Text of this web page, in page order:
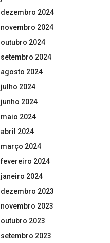
dezembro 2024
novembro 2024
outubro 2024
setembro 2024
agosto 2024
julho 2024
junho 2024
maio 2024
abril 2024
março 2024
fevereiro 2024
janeiro 2024
dezembro 2023
novembro 2023
outubro 2023
setembro 2023